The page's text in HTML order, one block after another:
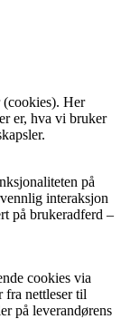
(cookies). Her
er, hva vi bruker
på
interaksjon
på brukeradferd –
cookies via
fra nettleser til
på leverandørens